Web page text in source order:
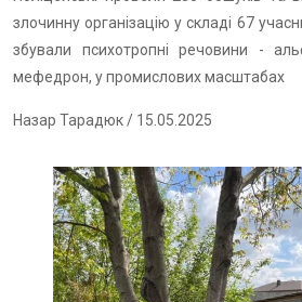
злочинну організацію у складі 67
збували психотропні речовини -
мефедрон, у промислових масштабах
Назар Тарадюк/ 15.05.2025